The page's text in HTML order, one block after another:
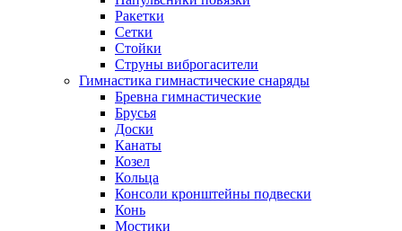
Ракетки
Сетки
Стойки
Струны виброгасители
Гимнастика гимнастические снаряды
Бревна гимнастические
Брусья
Доски
Канаты
Козел
Кольца
Консоли кронштейны подвески
Конь
Мостики